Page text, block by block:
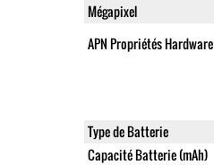
Mégapixel
APN Propriétés Hardware
Type de Batterie
Capacité Batterie (mAh)